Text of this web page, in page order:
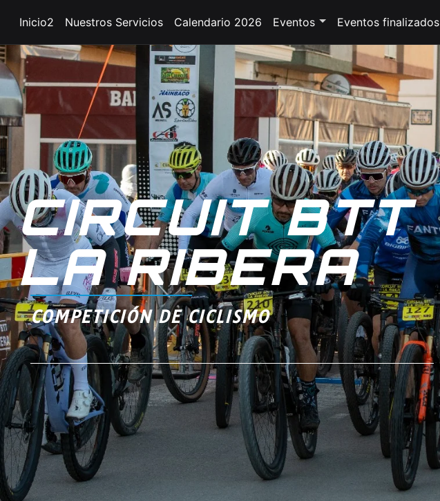
Inicio2 Nuestros Servicios Calendario 2026 Eventos Eventos finalizados
CIRCUIT BTT
LA RIBERA
COMPETICIÓN DE CICLISMO